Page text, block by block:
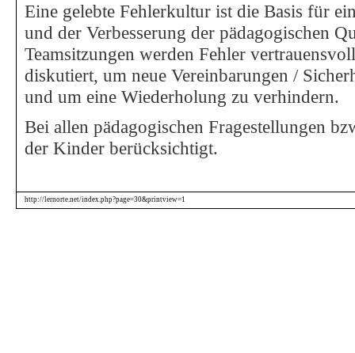
Eine gelebte Fehlerkultur ist die Basis für
und der Verbesserung der pädagogischen
Teamsitzungen werden Fehler
diskutiert, um neue Vereinbarungen /
und um eine Wiederholung zu verhindern.
Bei allen pädagogischen Fragestellungen
der Kinder berücksichtigt.
http://lernorte.net/index.php?page=30&printview=1